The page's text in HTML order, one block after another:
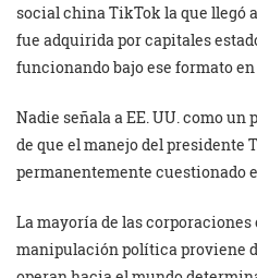
social china TikTok la que llegó
fue adquirida por capitales
funcionando bajo ese formato
Nadie señala a EE. UU. como
de que el manejo del presidente
permanentemente cuestionado
La mayoría de las corporaciones
manipulación política proviene